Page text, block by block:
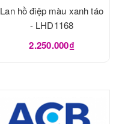
Lan hồ điệp màu xanh táo
- LHD1168
2.250.000₫